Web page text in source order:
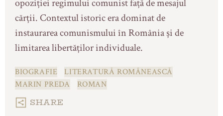
opoziției regimului comunist față de mesajul
cărții. Contextul istoric era dominat de
instaurarea comunismului în România și de
limitarea libertăților individuale.
BIOGRAFIE
LITERATURĂ ROMÂNEASCĂ
MARIN PREDA
ROMAN